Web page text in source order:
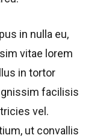
in nulla eu,
vitae lorem
in tortor
facilisis
vel.
ut convallis